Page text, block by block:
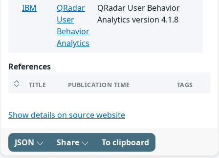
IBM
QRadar
User
Behavior
Analytics
QRadar User Behavior
Analytics version 4.1.8
References
TITLE PUBLICATION TIME TAGS
Show details on source website
JSON Share To clipboard